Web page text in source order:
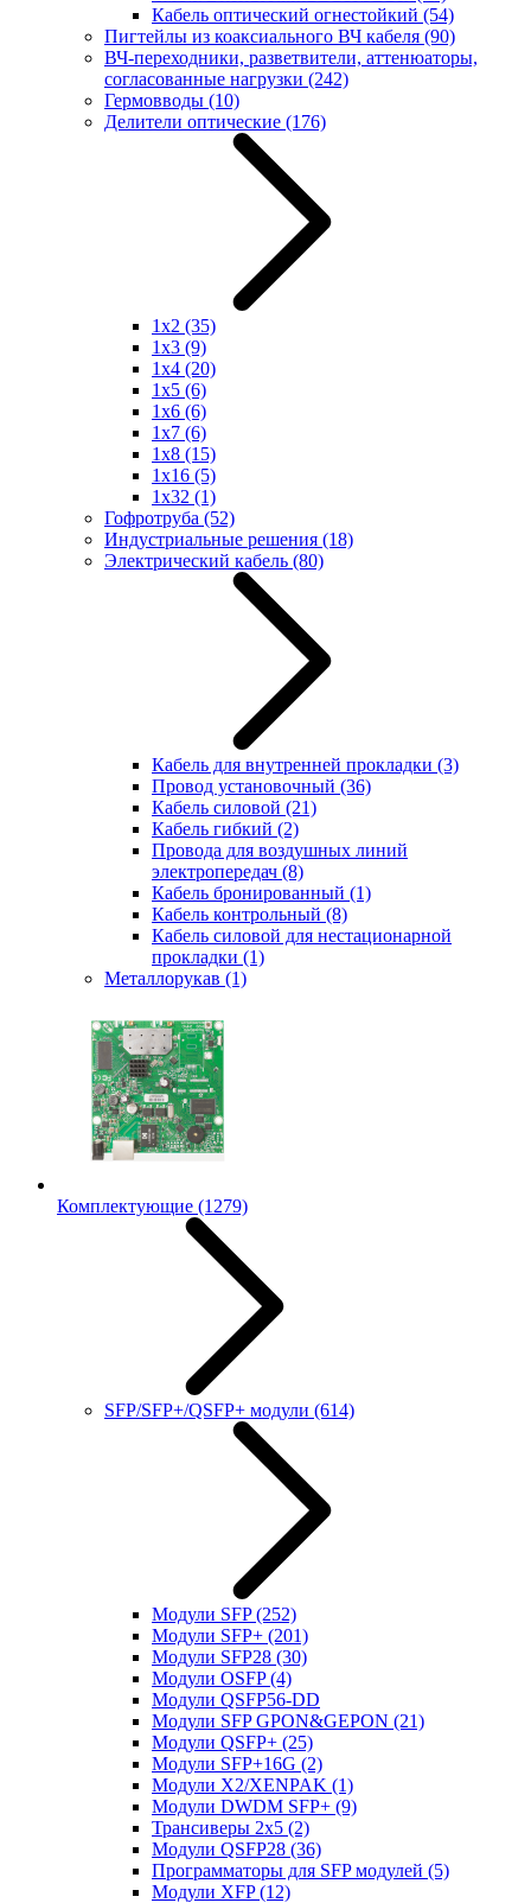
Кабель оптический огнестойкий (54)
Пигтейлы из коаксиального ВЧ кабеля (90)
ВЧ-переходники, разветвители, аттенюаторы,
согласованные нагрузки (242)
Гермовводы (10)
Делители оптические (176)
1x2 (35)
1x3 (9)
1x4 (20)
1x5 (6)
1x6 (6)
1x7 (6)
1x8 (15)
1x16 (5)
1x32 (1)
Гофротруба (52)
Индустриальные решения (18)
Электрический кабель (80)
Кабель для внутренней прокладки (3)
Провод установочный (36)
Кабель силовой (21)
Кабель гибкий (2)
Провода для воздушных линий
электропередач (8)
Кабель бронированный (1)
Кабель контрольный (8)
Кабель силовой для нестационарной
прокладки (1)
Металлорукав (1)
Комплектующие (1279)
SFP/SFP+/QSFP+ модули (614)
Модули SFP(252)
Модули SFP+ (201)
Модули SFP28 (30)
Модули OSFP(4)
Модули QSFP56-DD
Модули SFP GPON&GEPON (21)
Модули QSFP+ (25)
Модули SFP+16G (2)
Модули X2/XENPAK (1)
Модули DWDM SFP+ (9)
Трансиверы 2x5 (2)
Модули QSFP28 (36)
Программаторы для SFP модулей (5)
Модули XFP(12)